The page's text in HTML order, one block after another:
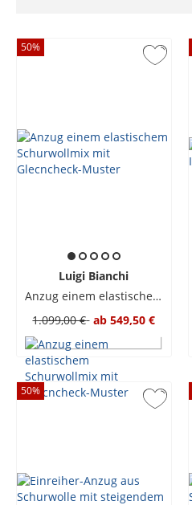
50%
Luigi Bianchi
Anzug einem elastischem Schurwollmix mit Glecncheck-Muster
1.099,00 € ab 549,50 €
50%